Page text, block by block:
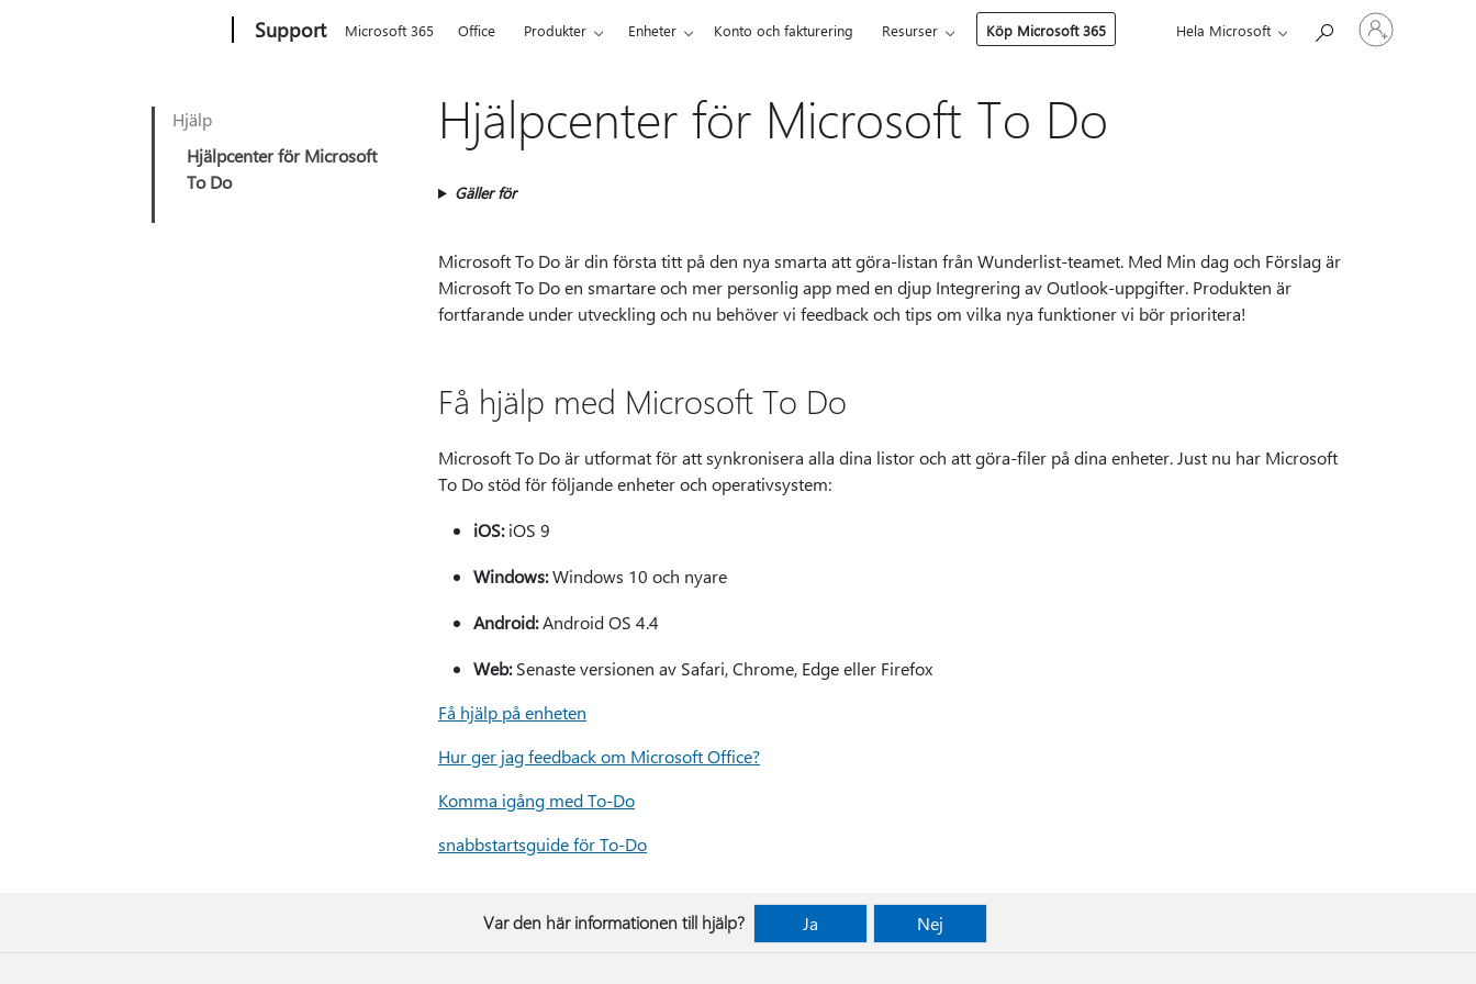
Support Microsoft 365 Office Produkter Enheter Konto och fakturering Resurser Köp Microsoft 365 Hela Microsoft
Logga
in
Hjälp
Hjälpcenter för Microsoft
To Do
Hjälpcenter för Microsoft To Do
Gäller för
Microsoft To Do är din första titt på den nya smarta att göra-listan från Wunderlist-teamet. Med Min dag och Förslag är
Microsoft To Do en smartare och mer personlig app med en djup Integrering av Outlook-uppgifter. Produkten är
fortfarande under utveckling och nu behöver vi feedback och tips om vilka nya funktioner vi bör prioritera!
Få hjälp med Microsoft To Do
Microsoft To Do är utformat för att synkronisera alla dina listor och att göra-filer på dina enheter. Just nu har Microsoft
To Do stöd för följande enheter och operativsystem:
iOS:iOS 9
Windows:Windows 10 och nyare
Android:Android OS 4.4
Web:Senaste versionen av Safari, Chrome, Edge eller Firefox
Få hjälp på enheten
Hur ger jag feedback om Microsoft Office?
Komma igång med To-Do
snabbstartsguide för To-Do
Var den här informationen till hjälp? Ja Nej